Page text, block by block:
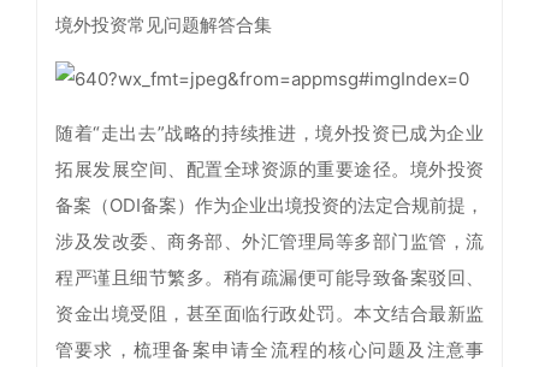
境外投资常见问题解答合集
随着“走出去”战略的持续推进，境外投资已成为企业
拓展发展空间、配置全球资源的重要途径。境外投资
备案（ODI备案）作为企业出境投资的法定合规前提，
涉及发改委、商务部、外汇管理局等多部门监管，流
程严谨且细节繁多。稍有疏漏便可能导致备案驳回、
资金出境受阻，甚至面临行政处罚。本文结合最新监
管要求，梳理备案申请全流程的核心问题及注意事